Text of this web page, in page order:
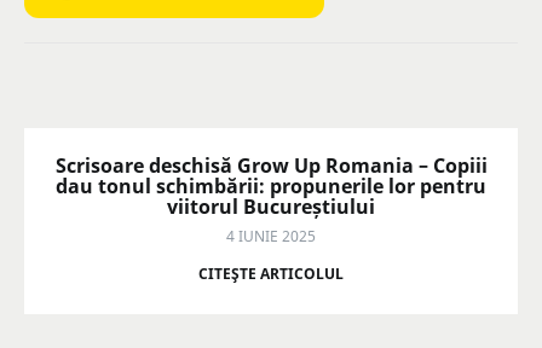
Scrisoare deschisă Grow Up Romania – Copiii
dau tonul schimbării: propunerile lor pentru
viitorul Bucureștiului
4 IUNIE 2025
CITEŞTE ARTICOLUL